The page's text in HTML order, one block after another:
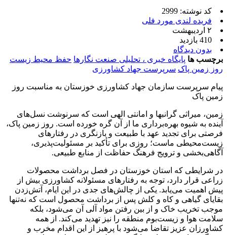
کد نوشته: 2999
فریده لندی مورد فلی
۲ اردیبهشت
410 بازدید
بدون دیدگاه
برچسب ها پایگاه خبری ، تحلیلی صنعت نگارها حفظ محیط زیست
روز زمین پاک سرپرست جهاد کشاورزی
پیام سرپرست سازمان جهاد کشاورزی خوزستان به مناسبت روز
زمین پاک
زمین، میراثی گرانبها و امانتی الهی است که سرنوشت نسل‌های
آینده به شیوه بهره‌برداری ما از آن گره خورده است. روز زمین پاک،
فرصتی برای تجدید عهد با طبیعت و بازنگری در رفتارهای
زیست‌محیطی ماست؛ روزی برای تأکید بر مسئولیت‌پذیری،
آگاهی‌بخشی و ترویج فرهنگ حفاظت از منابع طبیعی.
در شرایطی که استان خوزستان در فصل برداشت محصولات
زراعی قرار دارد، توجه به رفتارهای مسئولانه کشاورزی بیش از
پیش اهمیت می‌یابد. یکی از چالش‌های جدی در این ایام، آتش‌زدن
بقایای گیاهی و کاه و کلش پس از برداشت محصول است که نه‌تنها
موجب تخریب خاک و از بین رفتن مواد آلی آن می‌شود، بلکه
سلامت هوا و زیست‌بوم منطقه را نیز تهدید می‌کند. از همه
کشاورزان عزیز تقاضا می‌شود با پرهیز از این اقدام مخرب و